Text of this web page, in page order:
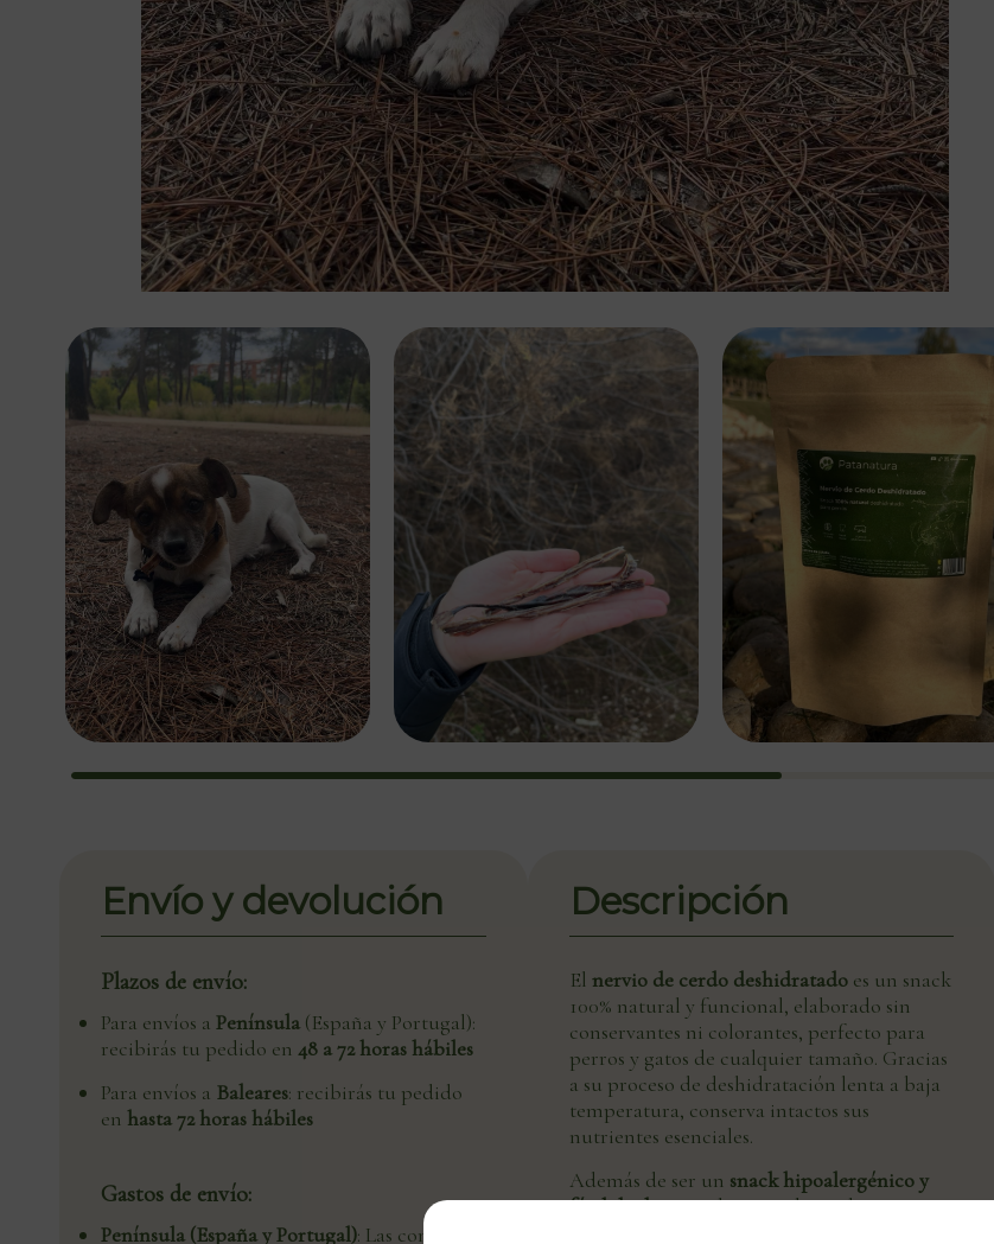
Envío y devolución
Plazos de envío:
Para envíos a Península (España y Portugal):
recibirás tu pedido en 48 a 72 horas hábiles
Para envíos a Baleares: recibirás tu pedido
en hasta 72 horas hábiles
Gastos de envío:
Península (España y Portugal): Las compras
Descripción
El nervio de cerdo deshidratadoes un snack
100% natural y funcional, elaborado sin
conservantes ni colorantes, perfecto para
perros y gatos de cualquier tamaño. Gracias
a su proceso de deshidratación lenta a baja
temperatura, conserva intactos sus
nutrientes esenciales.
Además de ser un snack hipoalergénico y
fácil de digerir, el nervio de cerdo aporta